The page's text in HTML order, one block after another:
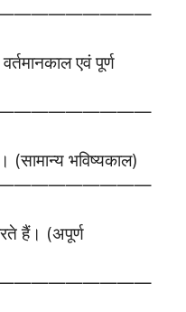
एवं पूर्ण
(सामान्य भविष्यकाल)
हैं। (अपूर्ण